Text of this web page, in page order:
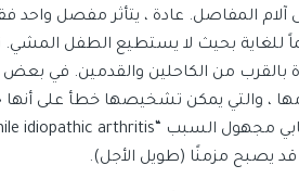
المفاصل. عادة ، يتأثر مفصل واحد
للغاية بحيث لا يستطيع الطفل
بالقرب من الكاحلين والقدمين. في بعض
يصبح مزمنًا (طويل الأجل).